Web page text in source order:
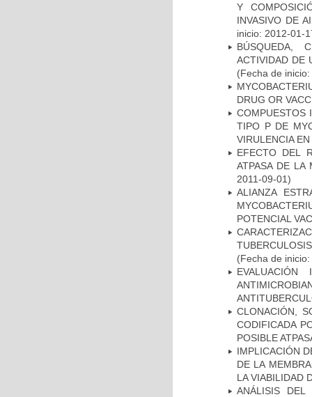
Y
INVASIVO DE
inicio: 2012-01-
BÚSQUEDA,
ACTIVIDAD DE
(Fecha de
DRUG OR
COMPUESTOS
TIPO P DE
VIRULENCIA
EFECTO DEL
ATPASA DE LA
2011-09-01)
ALIANZA
POTENCIAL
(Fecha de
CLONACIÓN,
CODIFICADA
POSIBLE
IMPLICACIÓN
DE LA
LA VIABILIDAD
ANÁLISIS DEL